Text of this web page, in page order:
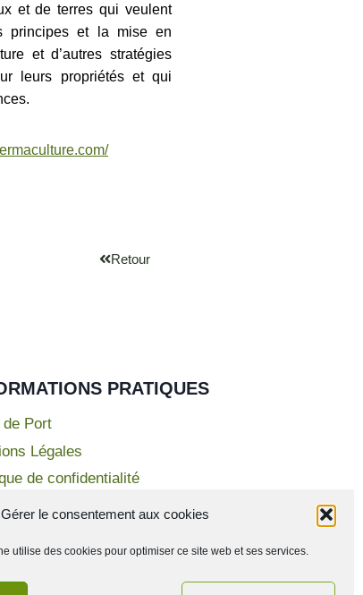
Gérer le consentement aux cookies
utilise des cookies pour optimiser ce site web et ses services.
et de terres qui veulent
principes et la mise en
et d’autres stratégies
leurs propriétés et qui
Retour
PRATIQUES
de Port
Légales
de confidentialité
Générales de Vente